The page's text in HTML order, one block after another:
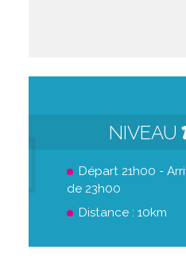
NIVEAU
Départ 21h00 -
de 23h00
Distance : 10km